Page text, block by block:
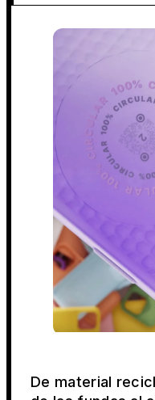
De material